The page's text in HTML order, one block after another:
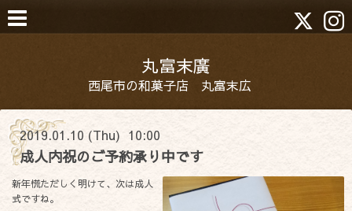
丸富末廣
西尾市の和菓子店 丸富末広
2019.01.10 (Thu) 10:00
成人内祝のご予約承り中です
新年慌ただしく明けて、次は成人
式ですね。